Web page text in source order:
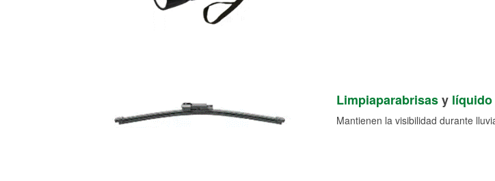
Limpiaparabrisasy
Mantienen la visibilidad durante